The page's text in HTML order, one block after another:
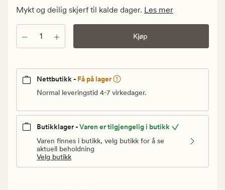
Vanlig
pris
100
Mykt og deilig skjerf til kalde dager. Les mer
Antall Kjøp
Nettbutikk - Få på lager
Normal leveringstid 4-7 virkedager.
Butikklager -Varen er tilgjengelig i butikk
Varen finnes i butikk, velg butikk for å se
aktuell beholdning
Velg butikk